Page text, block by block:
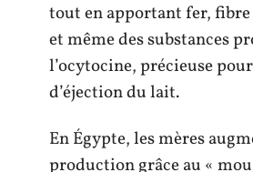
tout en apportant fer,
et même des substances
l’ocytocine, précieuse
d’éjection du lait.
En Égypte, les mères
production grâce au «